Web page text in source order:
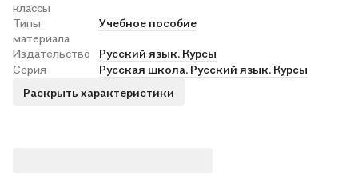
классы
Типы
материала
Учебное пособие
Издательство
Русский язык. Курсы
Серия
Русская школа. Русский язык. Курсы
Раскрыть характеристики